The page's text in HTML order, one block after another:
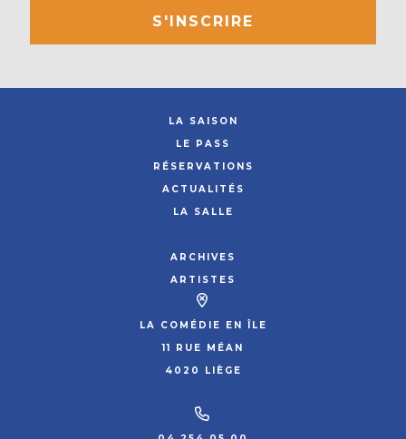
S'INSCRIRE
LA SAISON
LE PASS
RÉSERVATIONS
ACTUALITÉS
LA SALLE
ARCHIVES
ARTISTES
LA COMÉDIE EN ÎLE
11 RUE MÉAN
4020 LIÈGE